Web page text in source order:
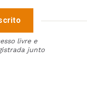
livre e
junto